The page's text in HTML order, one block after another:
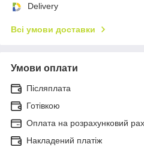
Delivery
Всі умови доставки
Умови оплати
Післяплата
Готівкою
Оплата на розрахунковий
Накладений платіж